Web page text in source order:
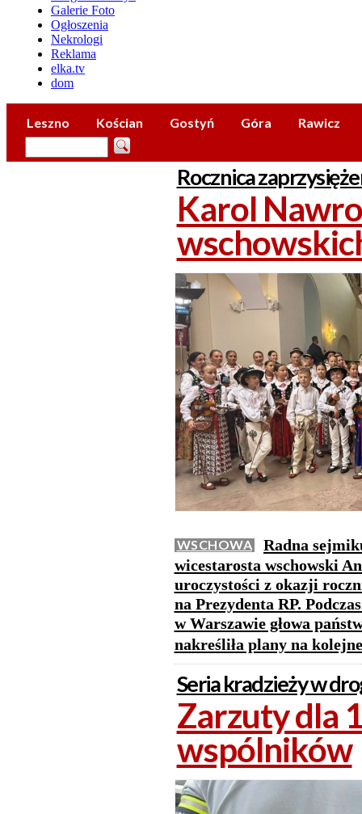
Galerie Foto
Ogłoszenia
Nekrologi
Reklama
elka.tv
dom
Leszno Kościan Gostyń Góra Rawicz
Rocznica
Karol
WSCHOWA
Radna
wicestarosta wschowski
uroczystości z okazji
na Prezydenta RP.
w Warszawie głowa
nakreśliła plany na
Seria kradzieży w
Zarzuty dla
wspólników